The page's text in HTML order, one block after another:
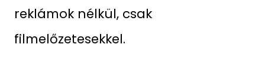
reklámok nélkül, csak
filmelőzetesekkel.